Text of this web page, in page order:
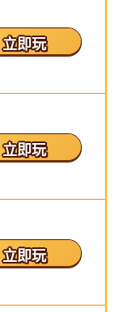
立即玩
立即玩
立即玩